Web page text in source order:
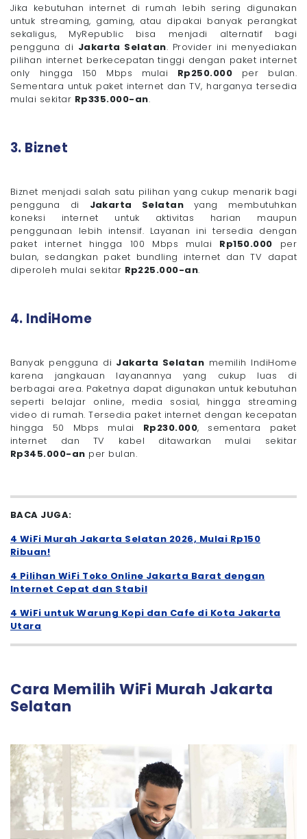
Jika kebutuhan internet di rumah lebih sering digunakan
untuk streaming, gaming, atau dipakai banyak perangkat
sekaligus, MyRepublic bisa menjadi alternatif bagi
pengguna di Jakarta Selatan. Provider ini menyediakan
pilihan internet berkecepatan tinggi dengan paket internet
only hingga 150 Mbps mulai Rp250.000 per bulan.
Sementara untuk paket internet dan TV, harganya tersedia
mulai sekitar Rp335.000-an.
3. Biznet
Biznet menjadi salah satu pilihan yang cukup menarik bagi
pengguna di Jakarta Selatan yang membutuhkan
koneksi internet untuk aktivitas harian maupun
penggunaan lebih intensif. Layanan ini tersedia dengan
paket internet hingga 100 Mbps mulai Rp150.000 per
bulan, sedangkan paket bundling internet dan TV dapat
diperoleh mulai sekitar Rp225.000-an.
4. IndiHome
Banyak pengguna di Jakarta Selatan memilih IndiHome
karena jangkauan layanannya yang cukup luas di
berbagai area. Paketnya dapat digunakan untuk kebutuhan
seperti belajar online, media sosial, hingga streaming
video di rumah. Tersedia paket internet dengan kecepatan
hingga 50 Mbps mulai Rp230.000, sementara paket
internet dan TV kabel ditawarkan mulai sekitar
Rp345.000-an per bulan.
BACA JUGA:
4 WiFi Murah Jakarta Selatan 2026, Mulai Rp150
Ribuan!
4 Pilihan WiFi Toko Online Jakarta Barat dengan
Internet Cepat dan Stabil
4 WiFi untuk Warung Kopi dan Cafe di Kota Jakarta
Utara
Cara Memilih WiFi Murah Jakarta
Selatan